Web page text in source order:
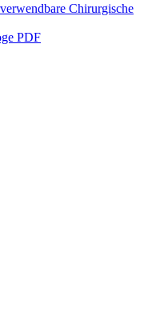
Chirurgische
PDF